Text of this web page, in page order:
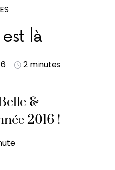
est là
2 minutes
&
2016 !